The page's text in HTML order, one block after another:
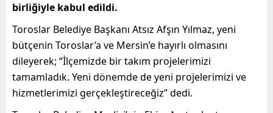
birliğiyle kabul edildi.
Toroslar Belediye Başkanı Atsız Afşın Yılmaz, yeni
bütçenin Toroslar’a ve Mersin’e hayırlı olmasını
dileyerek; “İlçemizde bir takım projelerimizi
tamamladık. Yeni dönemde de yeni projelerimizi ve
hizmetlerimizi gerçekleştireceğiz” dedi.